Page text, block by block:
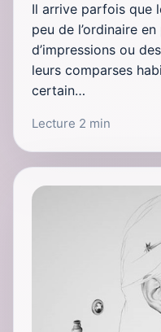
Il arrive parfois que
peu de l’ordinaire
d’impressions ou
leurs comparses
certain…
Lecture 2 min